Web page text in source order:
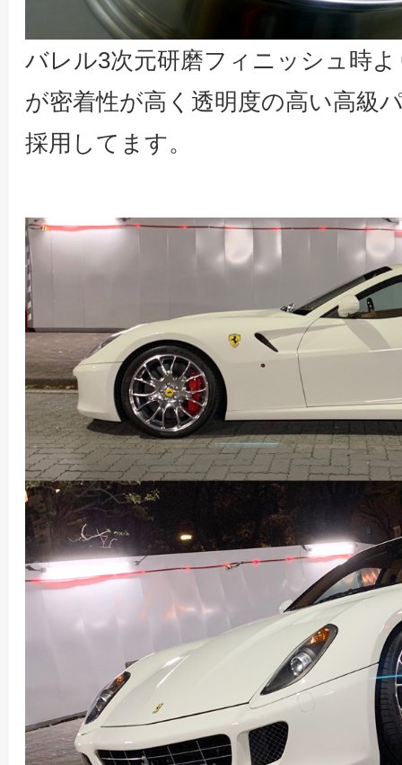
バレル3次元研磨フィニッシュ時
が密着性が高く透明度の高い高級
採用してます。